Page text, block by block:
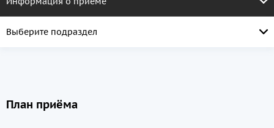
Выберите подраздел
План приёма